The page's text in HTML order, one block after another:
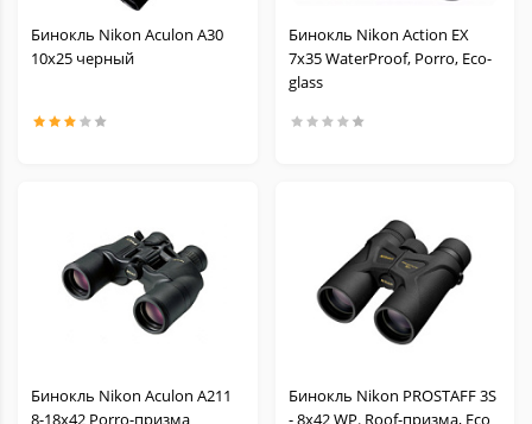
Бинокль Nikon Aculon A30
10x25 черный
Бинокль Nikon Action EX
7x35 WaterProof, Porro, Eco-
glass
Бинокль Nikon Aculon A211
8-18x42 Porro-призма
Бинокль Nikon PROSTAFF 3S
- 8х42 WP. Roof-призма, Eco